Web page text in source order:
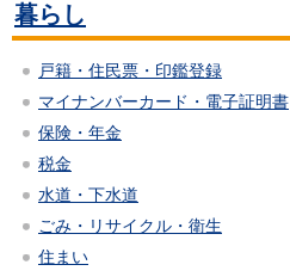
暮らし
戸籍・住民票・印鑑登録
マイナンバーカード・電子証明書
保険・年金
税金
水道・下水道
ごみ・リサイクル・衛生
住まい